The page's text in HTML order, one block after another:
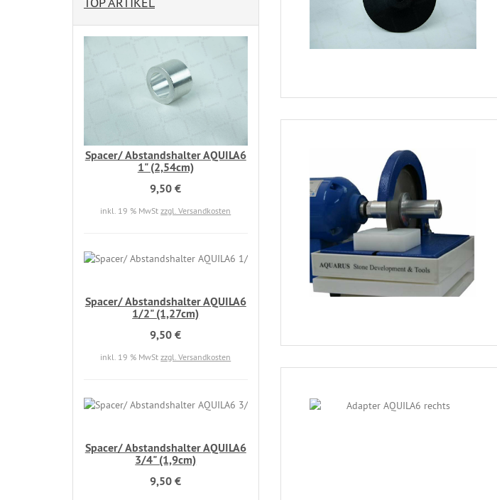
Spacer/ Abstandshalter AQUILA6
1" (2,54cm)
9,50 €
inkl. 19 % MwStzzgl. Versandkosten
Spacer/ Abstandshalter AQUILA6
1/2" (1,27cm)
9,50 €
inkl. 19 % MwStzzgl. Versandkosten
Spacer/ Abstandshalter AQUILA6
3/4" (1,9cm)
9,50 €